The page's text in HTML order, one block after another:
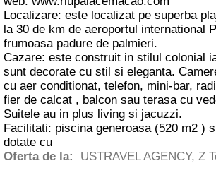
Localizare: este localizat pe superba
la 30 de km de aeroportul international
frumoasa padure de palmieri.
Cazare: este construit in stilul colonial
sunt decorate cu stil si eleganta.
cu aer conditionat, telefon, mini-bar,
fier de calcat , balcon sau terasa cu
Suitele au in plus living si jacuzzi.
Facilitati: piscina generoasa (520 m2 )
dotate cu
Oferta de la:
USTRAVEL AGENCY, Z